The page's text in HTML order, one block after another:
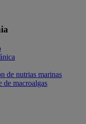
de nutrias marinas
de macroalgas